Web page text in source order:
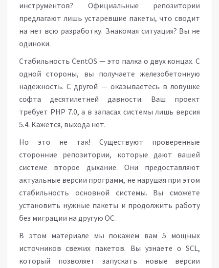
инструментов? Официальные репозитории
предлагают лишь устаревшие пакеты, что сводит
на нет всю разработку. Знакомая ситуация? Вы не
одиноки.
Стабильность CentOS — это палка о двух концах. С
одной стороны, вы получаете железобетонную
надежность. С другой — оказываетесь в ловушке
софта десятилетней давности. Ваш проект
требует PHP 7.0, а в запасах системы лишь версия
5.4. Кажется, выхода нет.
Но это не так! Существуют проверенные
сторонние репозитории, которые дают вашей
системе второе дыхание. Они предоставляют
актуальные версии программ, не нарушая при этом
стабильность основной системы. Вы сможете
установить нужные пакеты и продолжить работу
без миграции на другую ОС.
В этом материале мы покажем вам 5 мощных
источников свежих пакетов. Вы узнаете о SCL,
который позволяет запускать новые версии